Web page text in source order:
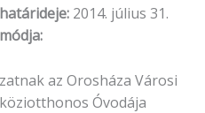
2014. július 31.
az Orosháza Városi
Óvodája